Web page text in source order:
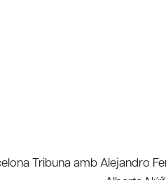
Tribuna amb Alejandro